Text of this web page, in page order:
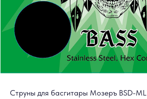
Струны для басгитары Мозеръ BSD-ML